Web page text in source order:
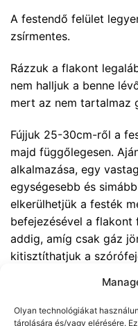
Olyan technológiákat
tárolására és/vagy elérésére.
A festendő felület
zsírmentes.
Rázzuk a flakont
nem halljuk a benne
mert az nem tartalmaz
Fújjuk 25-30cm-ről a
majd függőlegesen.
alkalmazása, egy
egységesebb és
elkerülhetjük a festék
befejezésével a
addig, amíg csak gáz
kitisztíthatjuk a
Ne használjuk áram
szellőztethető